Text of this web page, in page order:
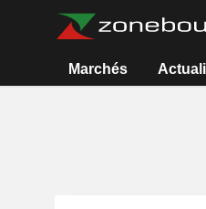
Marchés